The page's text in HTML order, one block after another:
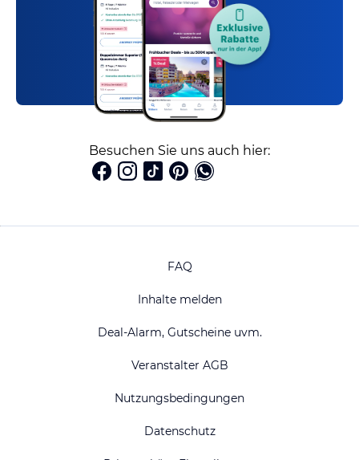
Besuchen Sie uns auch hier:
FAQ
Inhalte melden
Deal-Alarm, Gutscheine uvm.
Veranstalter AGB
Nutzungsbedingungen
Datenschutz